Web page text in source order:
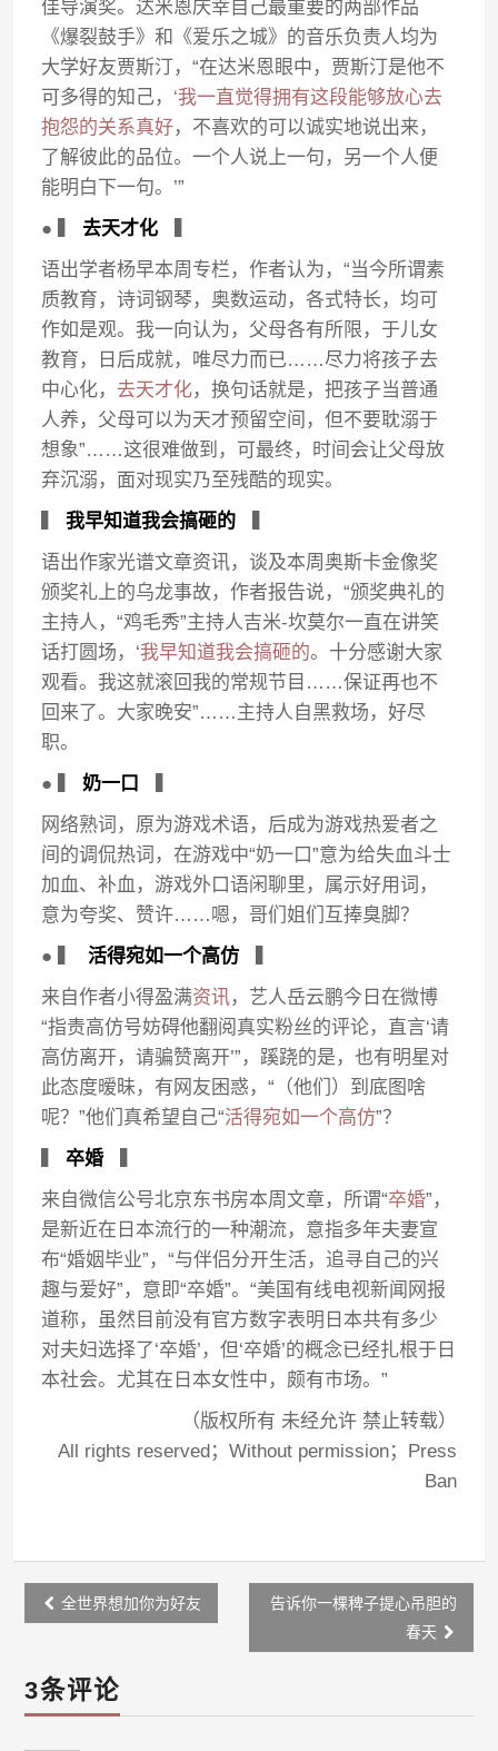
佳导演奖。达米恩庆幸自己最重要的两部作品
《爆裂鼓手》和《爱乐之城》的音乐负责人均为
大学好友贾斯汀，“在达米恩眼中，贾斯汀是他不
可多得的知己， ‘我一直觉得拥有这段能够放心去
抱怨的关系真好，不喜欢的可以诚实地说出来，
了解彼此的品位。一个人说上一句，另一个人便
能明白下一句。’”
● ▍去天才化
语出学者杨早本周专栏，作者认为，“当今所谓素
质教育，诗词钢琴，奥数运动，各式特长，均可
作如是观。我一向认为，父母各有所限，于儿女
教育，日后成就，唯尽力而已……尽力将孩子去
中心化， 去天才化，换句话就是，把孩子当普通
人养，父母可以为天才预留空间，但不要耽溺于
想象”……这很难做到，可最终，时间会让父母放
弃沉溺，面对现实乃至残酷的现实。
我早知道我会搞砸的
语出作家光谱文章资讯，谈及本周奥斯卡金像奖
颁奖礼上的乌龙事故，作者报告说，“颁奖典礼的
主持人，“鸡毛秀”主持人吉米-坎莫尔一直在讲笑
话打圆场，‘我早知道我会搞砸的。十分感谢大家
观看。我这就滚回我的常规节目……保证再也不
回来了。大家晚安”……主持人自黑救场，好尽
职。
● ▍
奶一口
网络熟词，原为游戏术语，后成为游戏热爱者之
间的调侃热词，在游戏中“奶一口”意为给失血斗士
加血、补血，游戏外口语闲聊里，属示好用词，
意为夸奖、赞许……嗯，哥们姐们互捧臭脚？
● ▍活得宛如一个高仿
来自作者小得盈满资讯，艺人岳云鹏今日在微博
“指责高仿号妨碍他翻阅真实粉丝的评论，直言‘请
高仿离开，请骗赞离开’”，蹊跷的是，也有明星对
此态度暧昧，有网友困惑，“（他们）到底图啥
呢？”他们真希望自己“活得宛如一个高仿”？
卒婚
来自微信公号北京东书房本周文章，所谓“卒婚”，
是新近在日本流行的一种潮流，意指多年夫妻宣
布“婚姻毕业”，“与伴侣分开生活，追寻自己的兴
趣与爱好”，意即“卒婚”。“美国有线电视新闻网报
道称，虽然目前没有官方数字表明日本共有多少
对夫妇选择了‘卒婚’，但‘卒婚’的概念已经扎根于日
本社会。尤其在日本女性中，颇有市场。”
（版权所有 未经允许 禁止转载）
All rights reserved；Without permission；Press
Ban
Post
navigation
全世界想加你为好友
告诉你一棵稗子提心吊胆的
春天
3条评论